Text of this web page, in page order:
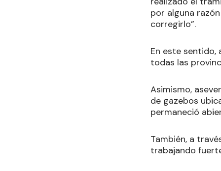
por alguna
corregirlo”.
En este sentido,
todas las
Asimismo,
de gazebos
permaneció
También, a
trabajando